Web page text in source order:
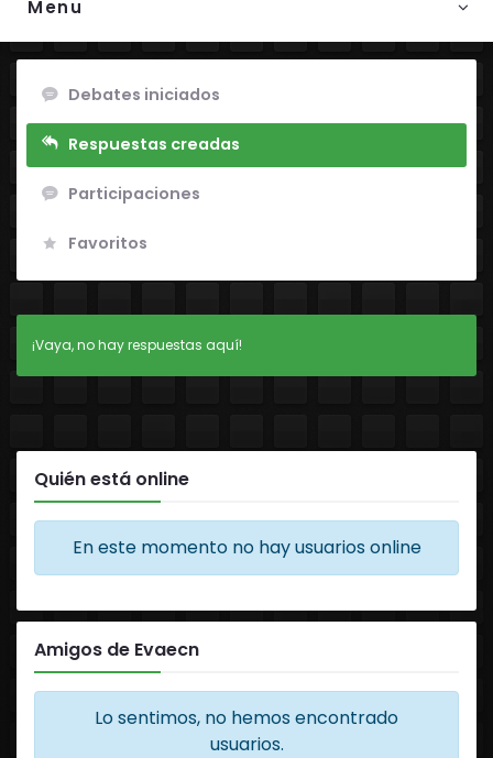
Menu
Debates iniciados
Respuestas creadas
Participaciones
Favoritos
¡Vaya, no hay respuestas aquí!
Quién está online
En este momento no hay usuarios online
Amigos de Evaecn
Lo sentimos, no hemos encontrado
usuarios.